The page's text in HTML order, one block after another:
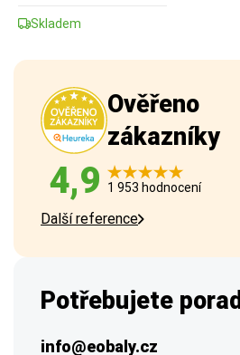
Skladem
Ověřeno
zákazníky
4,9 1 953 hodnocení
Další reference
Potřebujete
info@eobaly.cz